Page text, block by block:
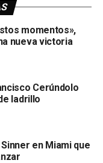
momentos»,
nueva victoria
Cerúndolo
ladrillo
en Miami que